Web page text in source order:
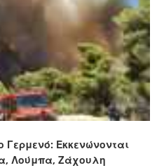
Γερμενό: Εκκενώνονται
Λούμπα, Ζάχουλη